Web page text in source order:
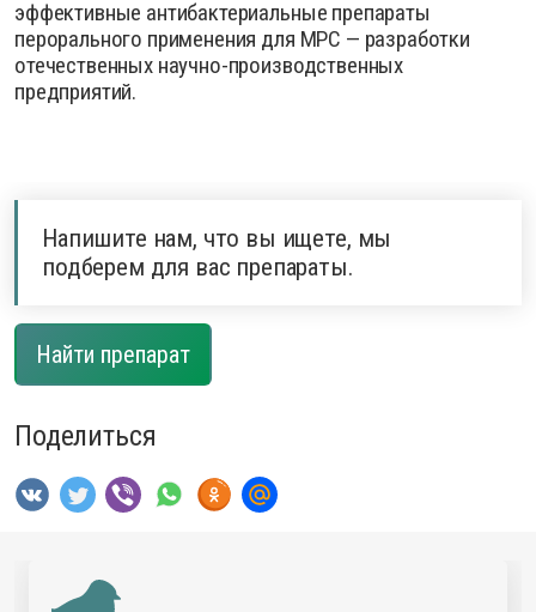
эффективные антибактериальные препараты
перорального применения для МРС — разработки
отечественных научно-производственных
предприятий.
Напишите нам, что вы ищете, мы
подберем для вас препараты.
Найти препарат
Поделиться